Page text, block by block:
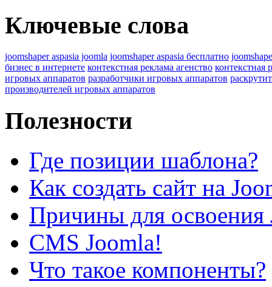
Ключевые слова
joomshaper aspasia joomla joomshaper aspasia бесплатно
бизнес в интернете контекстная реклама агенство контекстная
игровых аппаратов разработчики игровых аппаратов
производителей игровых аппаратов
Полезности
Где позиции шаблона?
Как создать сайт на
Причины для освоения
CMS Joomla!
Что такое компоненты?